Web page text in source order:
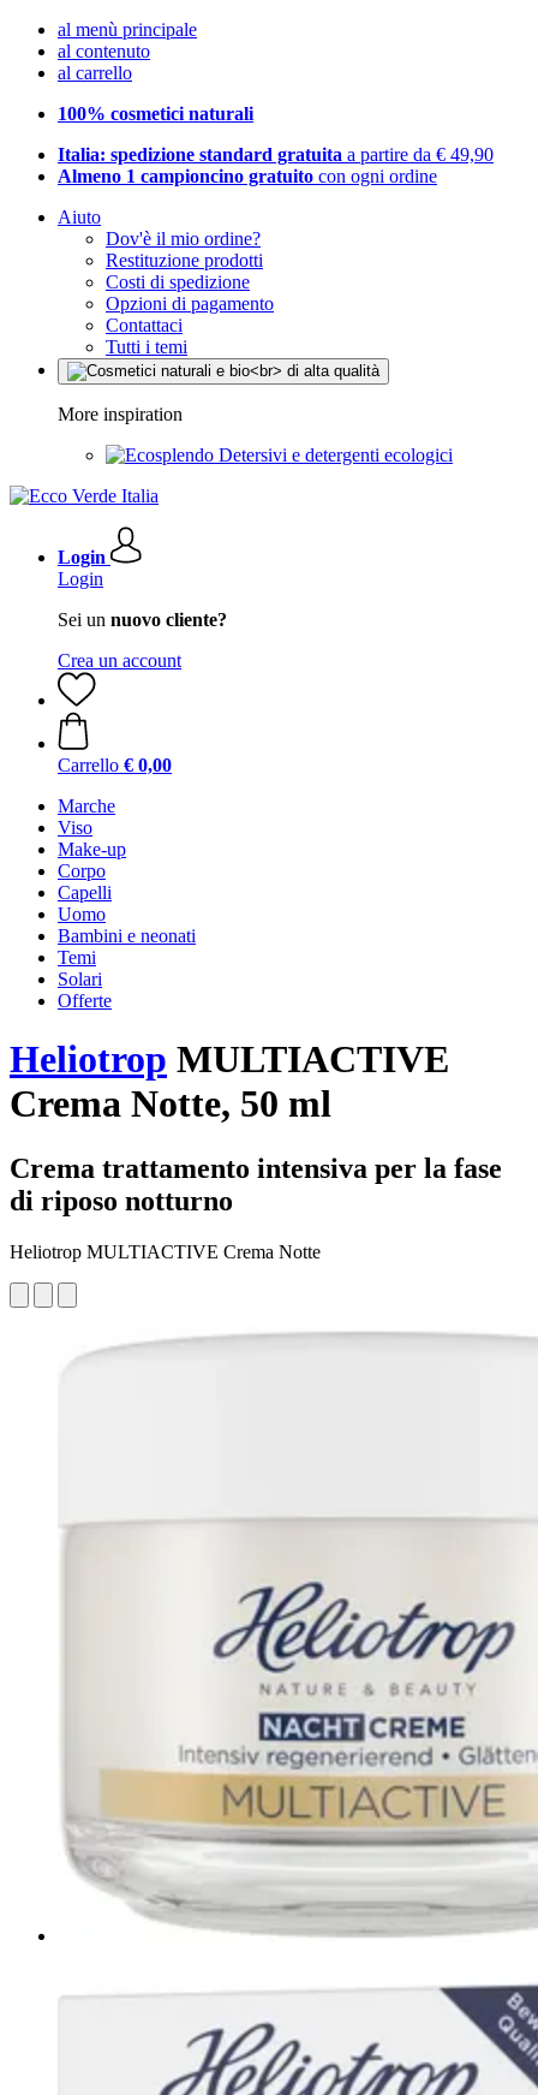
al menù principale
al contenuto
al carrello
100% cosmetici naturali
Italia: spedizione standard gratuita a partire da € 49,90
Almeno 1 campioncino gratuito con ogni ordine
Aiuto
Dov'è il mio ordine?
Restituzione prodotti
Costi di spedizione
Opzioni di pagamento
Contattaci
Tutti i temi
More inspiration
Detersivi e detergenti ecologici
Login
Login
Sei un nuovo cliente?
Crea un account
Carrello € 0,00
Marche
Viso
Make-up
Corpo
Capelli
Uomo
Bambini e neonati
Temi
Solari
Offerte
Heliotrop MULTIACTIVE
Crema Notte, 50 ml
Crema trattamento intensiva per la fase
di riposo notturno
Heliotrop MULTIACTIVE Crema Notte